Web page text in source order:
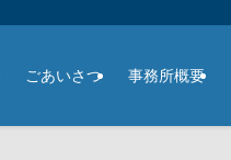
ごあいさつ 事務所概要